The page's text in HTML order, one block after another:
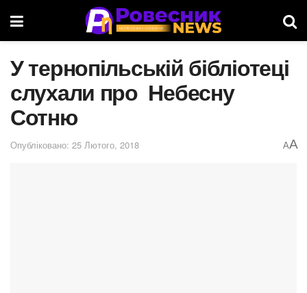
У тернопільській бібліотеці
слухали про Небесну
Сотню
Опубліковано: 25 Лютого, 2018 AA